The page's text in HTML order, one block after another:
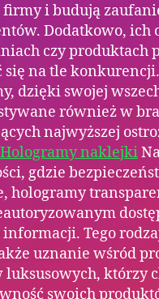
firmy i budują
Dodatkowo, ich
czy produktach
na tle
dzięki swojej
również w
najwyższej
Hologramy naklejki
gdzie
hologramy
Tego
uznanie wśród
którzy
swoich